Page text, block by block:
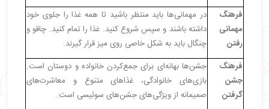
فرهنگ
مهمانی
رفتن
در مهمانی‌ها باید منتظر باشید تا همه غذا را جلوی خود
داشته باشند و سپس شروع کنید. غذا را تمام کنید. چاقو و
چنگال باید به شکل خاصی روی میز قرار گیرند.
فرهنگ
جشن
گرفتن
جشن‌ها بهانه‌ای برای جمع‌کردن خانواده و دوستان است.
بازی‌های خانوادگی، غذاهای متنوع و معاشرت‌های
صمیمانه از ویژگی‌های جشن‌های سوئیسی است.